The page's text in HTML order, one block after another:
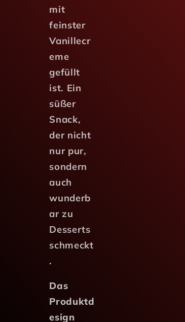
mit
feinster
Vanillecr
eme
gefüllt
ist. Ein
süßer
Snack,
der nicht
nur pur,
sondern
auch
wunderb
ar zu
Desserts
schmeckt
.
Das
Produktd
esign